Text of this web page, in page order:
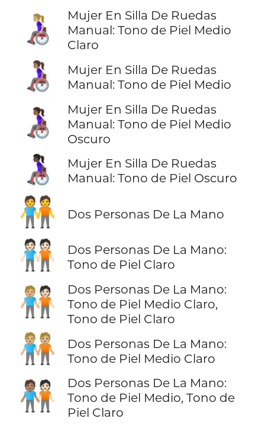
👩🏼‍🦽
Mujer En Silla De Ruedas
Manual: Tono de Piel Medio
Claro
👩🏽‍🦽
Mujer En Silla De Ruedas
Manual: Tono de Piel Medio
👩🏾‍🦽
Mujer En Silla De Ruedas
Manual: Tono de Piel Medio
Oscuro
👩🏿‍🦽
Mujer En Silla De Ruedas
Manual: Tono de Piel Oscuro
🧑‍🤝‍🧑 Dos Personas De La Mano
🧑🏻‍🤝‍🧑🏻
Dos Personas De La Mano:
Tono de Piel Claro
🧑🏼‍🤝‍🧑🏻
Dos Personas De La Mano:
Tono de Piel Medio Claro,
Tono de Piel Claro
🧑🏼‍🤝‍🧑🏼
Dos Personas De La Mano:
Tono de Piel Medio Claro
🧑🏽‍🤝‍🧑🏻
Dos Personas De La Mano:
Tono de Piel Medio, Tono de
Piel Claro